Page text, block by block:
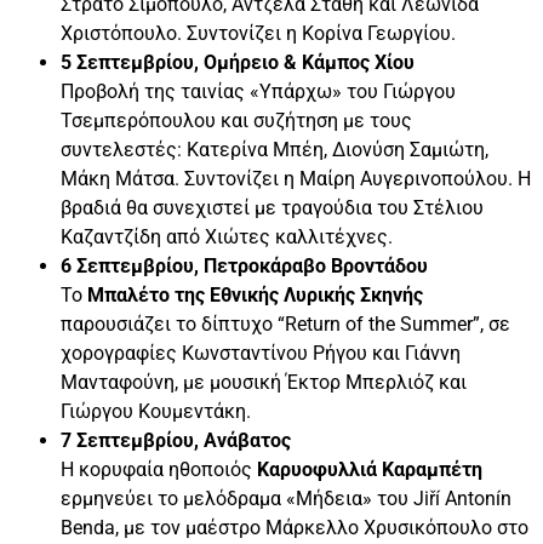
Χριστόπουλο. Συντονίζει η Κορίνα Γεωργίου.
5 Σεπτεμβρίου, Ομήρειο & Κάμπος Χίου
Προβολή της ταινίας «Υπάρχω» του Γιώργου
Τσεμπερόπουλου και συζήτηση με τους
συντελεστές: Κατερίνα Μπέη, Διονύση Σαμιώτη,
Μάκη Μάτσα. Συντονίζει η Μαίρη Αυγερινοπούλου. Η
βραδιά θα συνεχιστεί με τραγούδια του Στέλιου
Καζαντζίδη από Χιώτες καλλιτέχνες.
6 Σεπτεμβρίου, Πετροκάραβο Βροντάδου
Το Μπαλέτο της Εθνικής Λυρικής Σκηνής
παρουσιάζει το δίπτυχο “Return of the Summer”, σε
χορογραφίες Κωνσταντίνου Ρήγου και Γιάννη
Μανταφούνη, με μουσική Έκτορ Μπερλιόζ και
Γιώργου Κουμεντάκη.
7 Σεπτεμβρίου, Ανάβατος
Η κορυφαία ηθοποιός Καρυοφυλλιά Καραμπέτη
ερμηνεύει το μελόδραμα «Μήδεια» του Jiří Antonín
Benda, με τον μαέστρο Μάρκελλο Χρυσικόπουλο στο